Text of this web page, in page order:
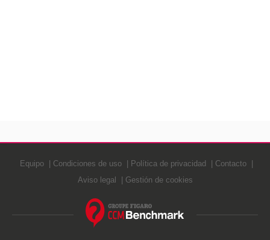
Equipo Condiciones de uso Política de privacidad
Contacto
Aviso legal
Gestión de cookies